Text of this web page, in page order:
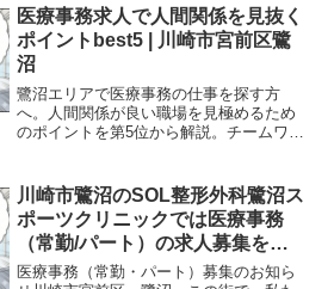
グ ベスト5整形外科での医療事務への転
職を考える際、自分に...
医療事務求人で人間関係を見抜く
ポイントbest5 | 川崎市宮前区鷺
沼
鷺沼エリアで医療事務の仕事を探す方
へ。人間関係が良い職場を見極めるため
のポイントを第5位から解説。チームワー
川崎市鷺沼のSOL整形外科鷺沼ス
ポーツクリニックでは医療事務
（常勤/パート）の求人募集をし
ています
医療事務（常勤・パート）募集のお知ら